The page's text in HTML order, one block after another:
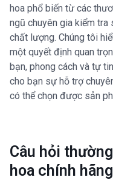
hoa phổ biến từ các
ngũ chuyên gia kiểm
chất lượng. Chúng tôi
một quyết định quan
bạn, phong cách và tự
cho bạn sự hỗ trợ
có thể chọn được sản
Câu hỏi
hoa chính hãng